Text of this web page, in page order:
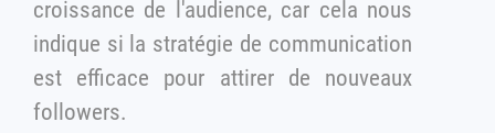
croissance de l'audience, car cela nous
indique si la stratégie de communication
est efficace pour attirer de nouveaux
followers.